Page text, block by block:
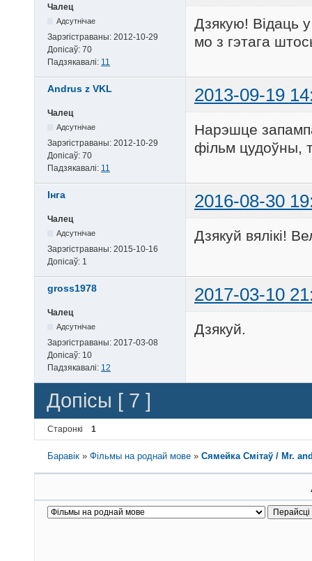
Чалец
Адсутнічае
Зарэгістраваны: 2012-10-29
Допісаў: 70
Падзякавалі: 11
Дзякую! Відаць
мо з гэтага
Andrus z VKL 2013-09-19
Чалец
Адсутнічае
Зарэгістраваны: 2012-10-29
Допісаў: 70
Падзякавалі: 11
Нарэшце
фільм цудоўны,
Інга 2016-08-30
Чалец
Адсутнічае
Зарэгістраваны: 2015-10-16
Допісаў: 1
Дзякуй вялікі!
gross1978 2017-03-10
Чалец
Адсутнічае
Зарэгістраваны: 2017-03-08
Допісаў: 10
Падзякавалі: 12
Дзякуй.
Допісы [ 7 ]
Старонкі 1
Баравік »Фільмы на роднай мове »Сямейка Смітаў / Mr.